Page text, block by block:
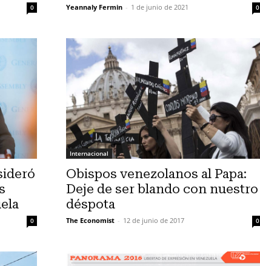
0 Yeannaly Fermin - 1 de junio de 2021 0
0
Internacional
Obispos venezolanos al Papa:
Deje de ser blando con nuestro
déspota
The Economist - 12 de junio de 2017 0